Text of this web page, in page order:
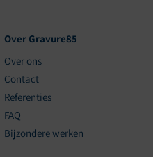
Over Gravure85
Over ons
Contact
Referenties
FAQ
Bijzondere werken